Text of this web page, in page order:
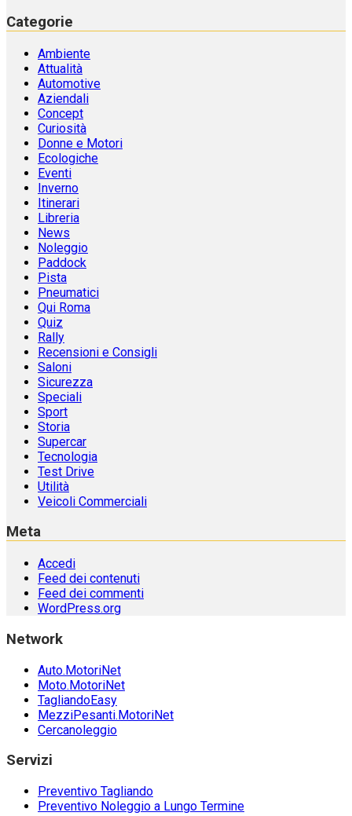
Categorie
Ambiente
Attualità
Automotive
Aziendali
Concept
Curiosità
Donne e Motori
Ecologiche
Eventi
Inverno
Itinerari
Libreria
News
Noleggio
Paddock
Pista
Pneumatici
Qui Roma
Quiz
Rally
Recensioni e Consigli
Saloni
Sicurezza
Speciali
Sport
Storia
Supercar
Tecnologia
Test Drive
Utilità
Veicoli Commerciali
Meta
Accedi
Feed dei contenuti
Feed dei commenti
WordPress.org
Network
Auto.MotoriNet
Moto.MotoriNet
TagliandoEasy
MezziPesanti.MotoriNet
Cercanoleggio
Servizi
Preventivo Tagliando
Preventivo Noleggio a Lungo Termine